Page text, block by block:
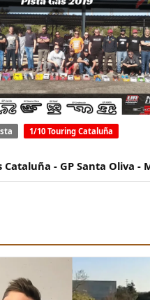
1/10 Touring Cataluña
Cataluña - GP Santa Oliva -